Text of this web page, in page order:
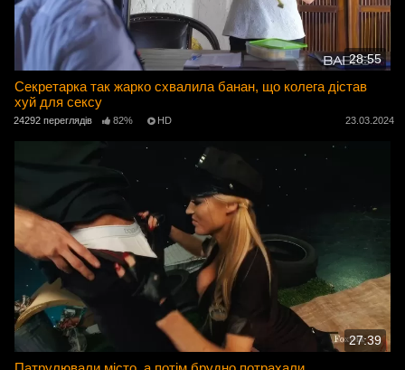
28:55
Секретарка так жарко схвалила банан, що колега дістав
хуй для сексу
24292 переглядів 82% HD 23.03.2024
27:39